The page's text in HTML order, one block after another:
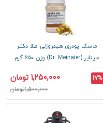
ماسک پودری هیدروژلی طلا دکتر
مینایر (Dr. Meinaier) وزن ۶۵۰ گرم
17% 1,250,000 تومان
1,500,000تومان